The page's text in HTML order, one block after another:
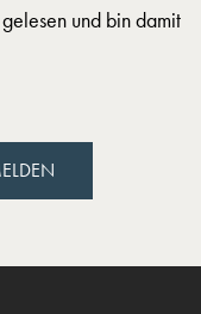
und bin damit